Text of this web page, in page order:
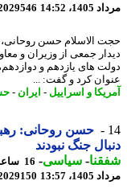
14:52
82029546
جمعی از وزیران و
های یازدهم و دوازدهم،
کرد و گفت: ...
و اسراییل
-ایران - حسن
حسن روحانی: رهبر
جنگ نبودند
-سیاسی-
13:57
82029150